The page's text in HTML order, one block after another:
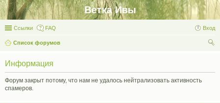
Ветка Ивы
Ссылки FAQ Вход
Список форумов
Информация
Форум закрыт потому, что нам не удалось нейтрализовать активность
спамеров.